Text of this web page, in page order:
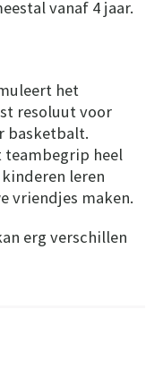
vanaf 4 jaar.
het
resoluut voor
basketbalt.
teambegrip heel
leren
vriendjes maken.
erg verschillen